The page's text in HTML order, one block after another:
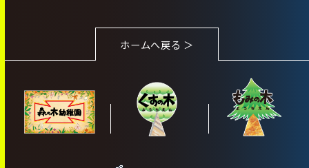
ホームへ戻る ＞